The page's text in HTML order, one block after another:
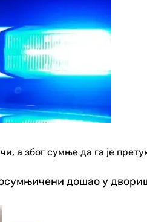
а због сумње да га је
дошао у